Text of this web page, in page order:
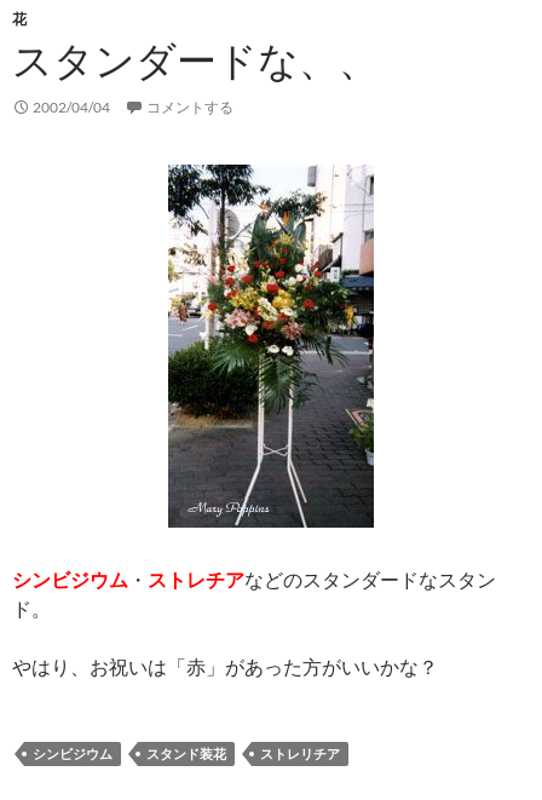
花
スタンダードな、、
2002/04/04 コメントする
シンビジウム ・ ストレチアなどのスタンダードなスタン
ド。
やはり、お祝いは「赤」があった方がいいかな？
シンビジウム スタンド装花 ストレリチア